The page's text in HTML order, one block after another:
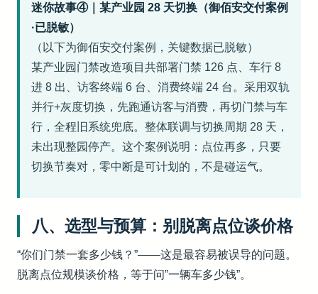
迷你故事④｜某产业园 28 天切换（御佰安交付案例
·已脱敏）
（以下为御佰安交付案例，关键数据已脱敏）
某产业园门禁改造项目共部署门禁 126 点、车行 8
进 8 出、访客终端 6 台、消费终端 24 台。采用双轨
并行+灰度切换，先跑通访客与消费，再切门禁与车
行，全程旧系统兜底。整体联调与切换周期 28 天，
未出现整园停产。这个案例说明：点位再多，只要
切换节奏对，零中断是可计划的，不是碰运气。
八、选型与预算：别脱离点位谈价格
“你们门禁一套多少钱？”——这是最容易被误导的问题。
脱离点位规模谈价格，等于问”一辆车多少钱”。